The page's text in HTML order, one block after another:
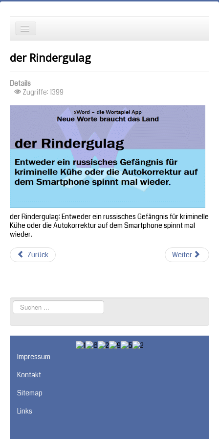
Wortspielgeschichten
Wortspiele mit Autokorrekturen
die Ältesten zuerst
die meisten Zugriffe zuerst
zufällige Reihenfolge
der Rindergulag
Details
Zugriffe: 1399
der Rindergulag: Entweder ein russisches Gefängnis für kriminelle
Kühe oder die Autokorrektur auf dem Smartphone spinnt mal
wieder.
Zurück Weiter
Suchen
...
Impressum
Kontakt
Sitemap
Links